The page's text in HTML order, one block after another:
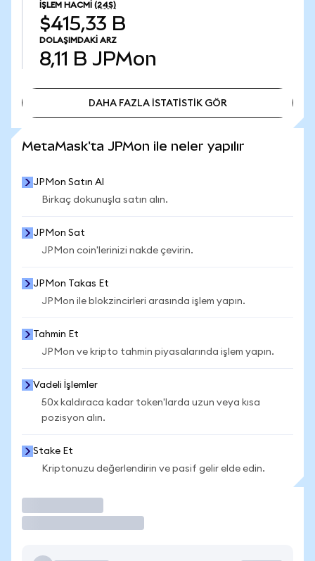
İŞLEM HACMI (24S)
$415,33 B
DOLAŞIMDAKI ARZ
8,11 B JPMon
DAHA FAZLA İSTATİSTİK GÖR
MetaMask'ta JPMon ile neler yapılır
JPMon Satın Al
Birkaç dokunuşla satın alın.
JPMon Sat
JPMon coin'lerinizi nakde çevirin.
JPMon Takas Et
JPMon ile blokzincirleri arasında işlem yapın.
Tahmin Et
JPMon ve kripto tahmin piyasalarında işlem yapın.
Vadeli İşlemler
50x kaldıraca kadar token'larda uzun veya kısa
pozisyon alın.
Stake Et
Kriptonuzu değerlendirin ve pasif gelir elde edin.